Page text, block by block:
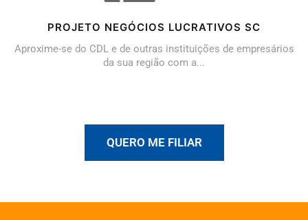
PROJETO NEGÓCIOS LUCRATIVOS SC
Aproxime-se do CDL e de outras instituições de empresários
da sua região com a...
QUERO ME FILIAR